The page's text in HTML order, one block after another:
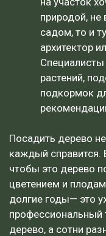
природой, не
садом, то и
архитектор
Специалисты
растений,
подкормок
Посадить дерево
каждый справится.
чтобы это дерево
цветением и
долгие годы— это
профессиональный
дерево, а сотни